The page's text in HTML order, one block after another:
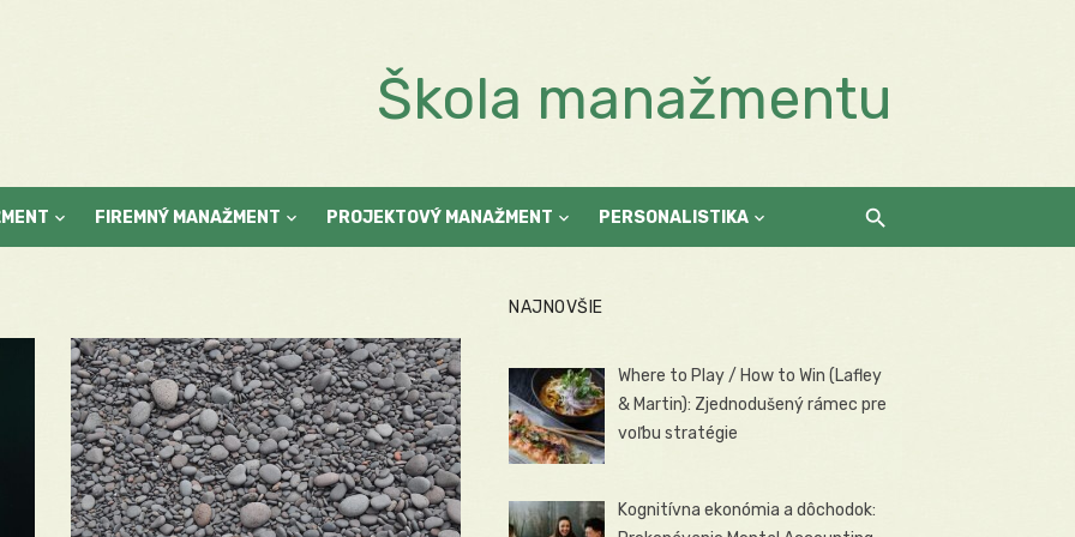
Škola manažmentu
FIREMNÝ MANAŽMENT PROJEKTOVÝ MANAŽMENT PERSONALISTIKA
NAJNOVŠIE
Where to Play / How to Win (Lafley
& Martin): Zjednodušený rámec pre
voľbu stratégie
Kognitívna ekonómia a dôchodok: